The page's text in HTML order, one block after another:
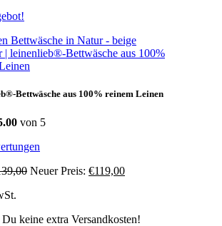
Bettwäsche aus 100% reinem Leinen
von 5
Ursprünglicher
Neuer Preis: €119,00Aktueller
keine extra Versandkosten!